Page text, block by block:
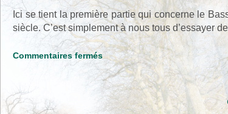
Ici se tient la première partie qui concerne le
siècle. C’est simplement à nous tous d’essayer
Commentaires ferméssur
Canal
du
Midi
selon